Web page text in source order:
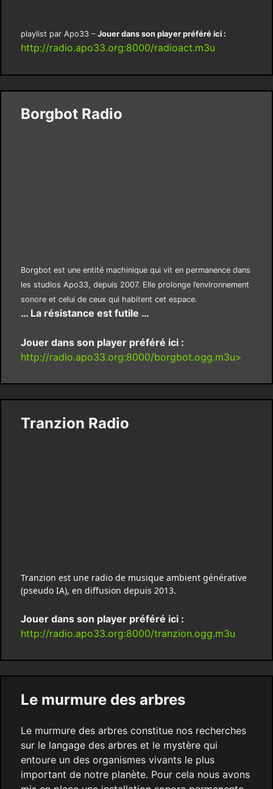
playlist par Apo33 – Jouer dans son player préféré ici :
http://radio.apo33.org:8000/radioact.m3u
Borgbot Radio
Borgbot est une entité machinique qui vit en permanence dans
les studios Apo33, depuis 2007. Elle prolonge l’environnement
sonore et celui de ceux qui habitent cet espace.
… La résistance est futile …
Jouer dans son player préféré ici :
http://radio.apo33.org:8000/borgbot.ogg.m3u>
Tranzion Radio
Tranzion est une radio de musique ambient générative
(pseudo IA), en diffusion depuis 2013.
Jouer dans son player préféré ici :
http://radio.apo33.org:8000/tranzion.ogg.m3u
Le murmure des arbres
Le murmure des arbres constitue nos recherches
sur le langage des arbres et le mystère qui
entoure un des organismes vivants le plus
important de notre planète. Pour cela nous avons